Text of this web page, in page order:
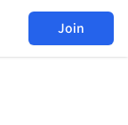
Join